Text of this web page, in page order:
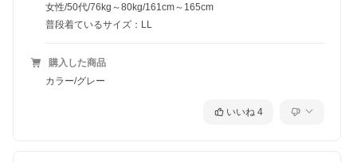
女性/50代/76kg～80kg/161cm～165cm
普段着ているサイズ：LL
購入した商品
カラー/グレー
いいね 4